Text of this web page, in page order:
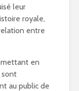
leur
royale,
entre
mettant en
sont
au public de